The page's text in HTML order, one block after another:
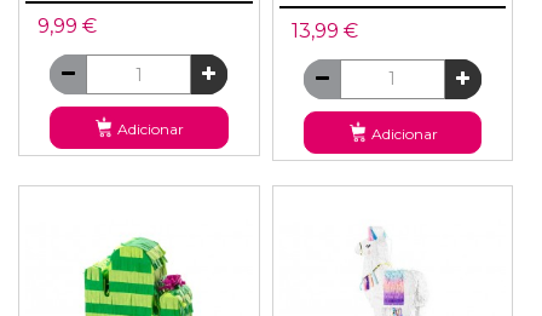
9,99 €
Adicionar
13,99 €
Adicionar